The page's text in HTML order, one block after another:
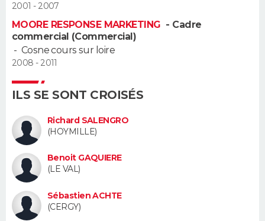
S'inscrire
Se connecter
Lycées
Collèges
Primaires
Universités
Entreprises
Service militaire
Avis de recherche
AVIS DE DÉCÈS
FORUM
Bricolage
Lifestyle
Culture
SportAuto
Television
Voyage
Cinema
2001 - 2007
MOORE RESPONSE MARKETING - Cadre
commercial (Commercial)
- Cosne cours sur loire
2008 - 2011
ILS SE SONT CROISÉS
Richard SALENGRO
(HOYMILLE)
Benoit GAQUIERE
(LE VAL)
Sébastien ACHTE
(CERGY)